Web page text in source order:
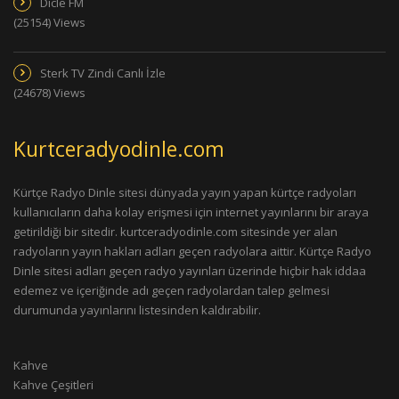
(25154) Views
Sterk TV Zindi Canlı İzle
(24678) Views
Kurtceradyodinle.com
Kürtçe Radyo Dinle sitesi dünyada yayın yapan kürtçe radyoları
kullanıcıların daha kolay erişmesi için internet yayınlarını bir araya
getirildiği bir sitedir. kurtceradyodinle.com sitesinde yer alan
radyoların yayın hakları adları geçen radyolara aittir. Kürtçe Radyo
Dinle sitesi adları geçen radyo yayınları üzerinde hiçbir hak iddaa
edemez ve içeriğinde adı geçen radyolardan talep gelmesi
durumunda yayınlarını listesinden kaldırabilir.
Kahve
Kahve Çeşitleri